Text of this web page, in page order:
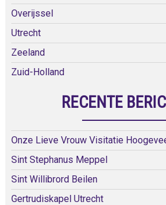
Overijssel
Utrecht
Zeeland
Zuid-Holland
RECENTE
Onze Lieve Vrouw Visitatie
Sint Stephanus Meppel
Sint Willibrord Beilen
Gertrudiskapel Utrecht